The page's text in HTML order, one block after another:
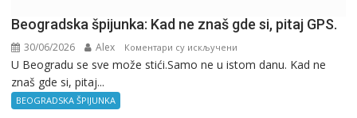
Beogradska špijunka: Kad ne znaš gde si, pitaj GPS.
30/06/2026 Alex Коментари су искључени
Beogradska
U Beogradu se sve može stići.Samo ne u istom danu. Kad ne
znaš gde si, pitaj...
BEOGRADSKA ŠPIJUNKA